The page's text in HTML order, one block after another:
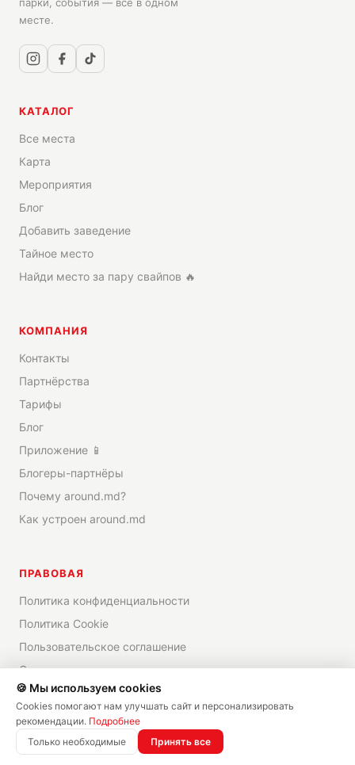
месте.
КАТАЛОГ
Все места
Карта
Мероприятия
Блог
Добавить заведение
Тайное место
Найди место за пару свайпов 🔥
КОМПАНИЯ
Контакты
Партнёрства
Тарифы
Блог
Приложение 📱
Блогеры-партнёры
Почему around.md?
Как устроен around.md
ПРАВОВАЯ
Политика конфиденциальности
Политика Cookie
Пользовательское соглашение
Отказ от ответственности
©2026around.md —Все права защищены
✨Создано вDRICOMM
🍪 Мы используем cookies
Cookies помогают нам улучшать сайт и персонализировать
рекомендации. Подробнее
Только необходимые
Принять все